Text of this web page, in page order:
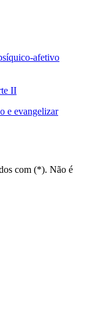
afetivo
II
e evangelizar
com (*). Não é